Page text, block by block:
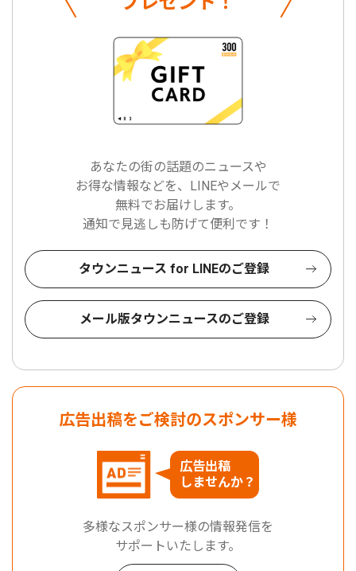
あなたの街の話題のニュースや
お得な情報などを、LINEやメールで
無料でお届けします。
通知で見逃しも防げて便利です！
タウンニュース for LINEのご登録
メール版タウンニュースのご登録
広告出稿をご検討のスポンサー様
広告出稿
しませんか？
多様なスポンサー様の情報発信を
サポートいたします。